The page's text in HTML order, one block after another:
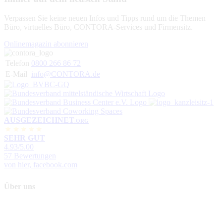
Verpassen Sie keine neuen Infos und Tipps rund um die Themen
Büro, virtuelles Büro, CONTORA-Services und Firmensitz.
Onlinemagazin abonnieren
Telefon
0800 266 86 72
E-Mail
info@CONTORA.de
AUSGEZEICHNET .ORG
SEHR GUT
4.93 /5.00
57 Bewertungen
von hier, facebook.com
Über uns